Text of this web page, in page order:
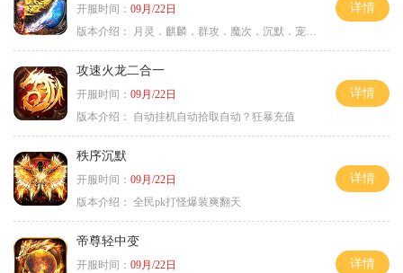
开服时间： 09月/22日
版本介绍：
月灵．麒麟．群攻．魔次．沉默．宠物．暗黑
详情
攻速火龙二合一
开服时间： 09月/22日
版本介绍：
自动挂机自动拾取自动？狂暴充值
详情
秩序沉默
开服时间： 09月/22日
版本介绍： 全民pk打怪爆装爽翻天
详情
帝尊轻中变
开服时间： 09月/22日
详情